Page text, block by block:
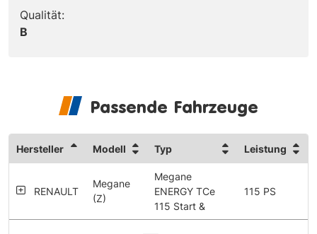
Qualität:
B
Passende Fahrzeuge
Hersteller Modell Typ Leistung
RENAULT
Megane
(Z)
Megane
ENERGY TCe
115 Start &
115 PS